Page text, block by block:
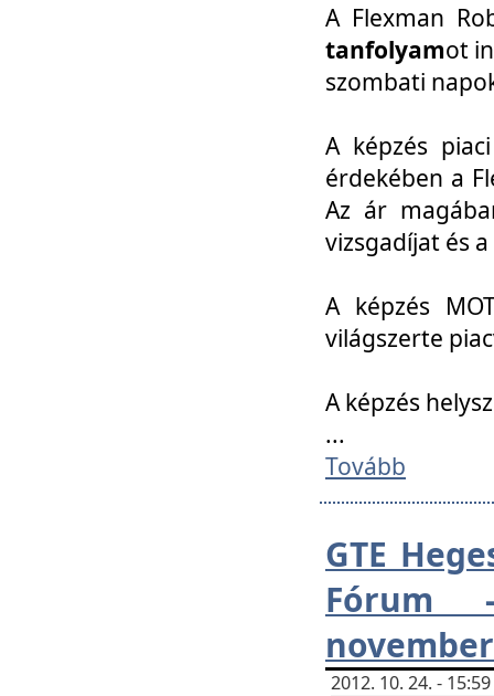
A Flexman
tanfolyamot
szombati
A képzés
érdekében a
Az ár
vizsgadíjat és
A képzés
világszerte
A képzés
...
Tovább
GTE
Fórum
2012. 10. 24. -